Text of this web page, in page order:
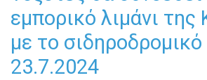
εμπορικό λιμάνι της
με το σιδηροδρομικό
23.7.2024